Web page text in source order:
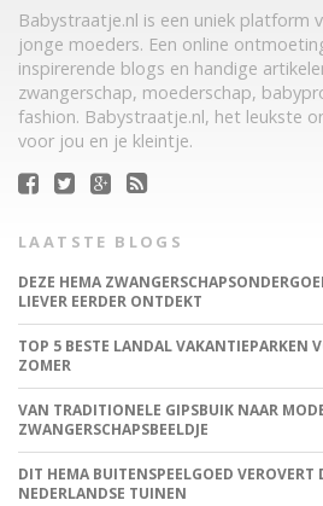
Babystraatje.nl is een uniek platform
jonge moeders. Een online
inspirerende blogs en handige
zwangerschap, moederschap,
fashion. Babystraatje.nl, het leukste
voor jou en je kleintje.
LAATSTE BLOGS
DEZE HEMA
LIEVER EERDER ONTDEKT
TOP 5 BESTE LANDAL VAKANTIEPARKEN
ZOMER
VAN TRADITIONELE GIPSBUIK NAAR
ZWANGERSCHAPSBEELDJE
DIT HEMA BUITENSPEELGOED VEROVERT
NEDERLANDSE TUINEN